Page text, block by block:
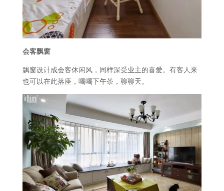
会客飘窗
飘窗设计成会客休闲风，同样深受业主的喜爱。有客人来
也可以在此落座，喝喝下午茶，聊聊天。